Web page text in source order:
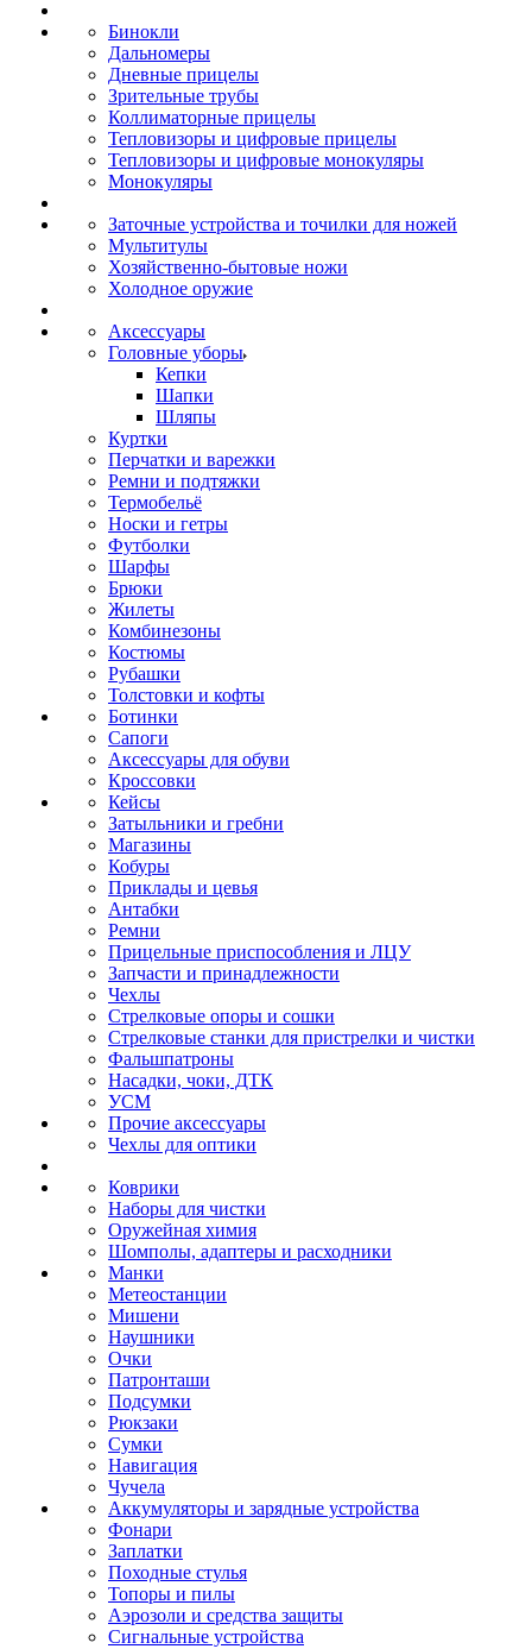
Бинокли
Дальномеры
Дневные прицелы
Зрительные трубы
Коллиматорные прицелы
Тепловизоры и цифровые прицелы
Тепловизоры и цифровые монокуляры
Монокуляры
Заточные устройства и точилки для ножей
Мультитулы
Хозяйственно-бытовые ножи
Холодное оружие
Аксессуары
Головные уборы
Кепки
Шапки
Шляпы
Куртки
Перчатки и варежки
Ремни и подтяжки
Термобельё
Носки и гетры
Футболки
Шарфы
Брюки
Жилеты
Комбинезоны
Костюмы
Рубашки
Толстовки и кофты
Ботинки
Сапоги
Аксессуары для обуви
Кроссовки
Кейсы
Затыльники и гребни
Магазины
Кобуры
Приклады и цевья
Антабки
Ремни
Прицельные приспособления и ЛЦУ
Запчасти и принадлежности
Чехлы
Стрелковые опоры и сошки
Стрелковые станки для пристрелки и чистки
Фальшпатроны
Насадки, чоки, ДТК
УСМ
Прочие аксессуары
Чехлы для оптики
Коврики
Наборы для чистки
Оружейная химия
Шомполы, адаптеры и расходники
Манки
Метеостанции
Мишени
Наушники
Очки
Патронташи
Подсумки
Рюкзаки
Сумки
Навигация
Чучела
Аккумуляторы и зарядные устройства
Фонари
Заплатки
Походные стулья
Топоры и пилы
Аэрозоли и средства защиты
Сигнальные устройства